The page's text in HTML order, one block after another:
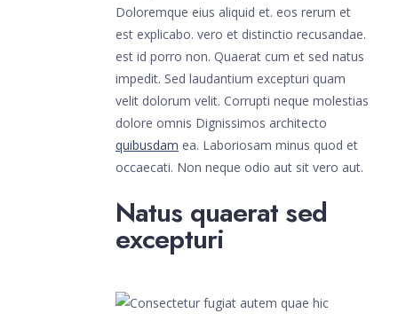
Doloremque eius aliquid et. eos rerum et
est explicabo. vero et distinctio recusandae.
est id porro non. Quaerat cum et sed natus
impedit. Sed laudantium excepturi quam
velit dolorum velit. Corrupti neque molestias
dolore omnis Dignissimos architecto
quibusdam ea. Laboriosam minus quod et
occaecati. Non neque odio aut sit vero aut.
Natus quaerat sed
excepturi